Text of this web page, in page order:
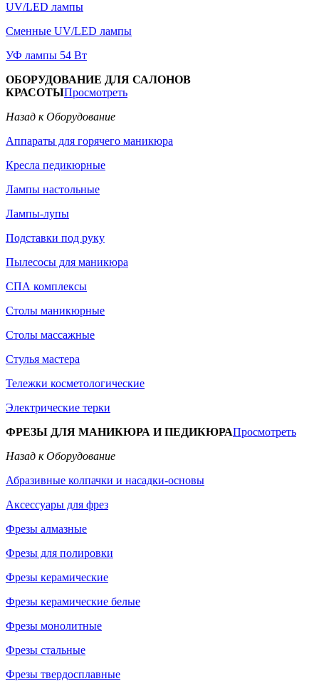
UV/LED лампы
Сменные UV/LED лампы
УФ лампы 54 Вт
ОБОРУДОВАНИЕ ДЛЯ САЛОНОВ
КРАСОТЫПросмотреть
Назад к Оборудование
Аппараты для горячего маникюра
Кресла педикюрные
Лампы настольные
Лампы-лупы
Подставки под руку
Пылесосы для маникюра
СПА комплексы
Столы маникюрные
Столы массажные
Стулья мастера
Тележки косметологические
Электрические терки
ФРЕЗЫ ДЛЯ МАНИКЮРА И ПЕДИКЮРАПросмотреть
Назад к Оборудование
Абразивные колпачки и насадки-основы
Аксессуары для фрез
Фрезы алмазные
Фрезы для полировки
Фрезы керамические
Фрезы керамические белые
Фрезы монолитные
Фрезы стальные
Фрезы твердосплавные